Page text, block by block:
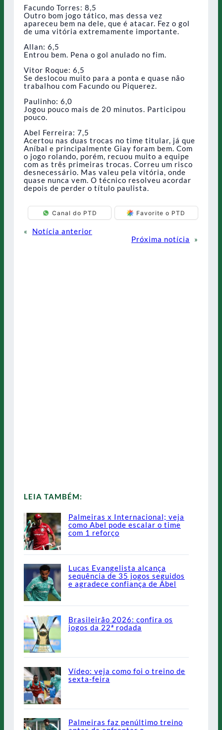
Facundo Torres: 8,5
Outro bom jogo tático, mas dessa vez
apareceu bem na dele, que é atacar. Fez o gol
de uma vitória extremamente importante.
Allan: 6,5
Entrou bem. Pena o gol anulado no fim.
Vitor Roque: 6,5
Se deslocou muito para a ponta e quase não
trabalhou com Facundo ou Piquerez.
Paulinho: 6,0
Jogou pouco mais de 20 minutos. Participou
pouco.
Abel Ferreira: 7,5
Acertou nas duas trocas no time titular, já que
Aníbal e principalmente Giay foram bem. Com
o jogo rolando, porém, recuou muito a equipe
com as três primeiras trocas. Correu um risco
desnecessário. Mas valeu pela vitória, onde
quase nunca vem. O técnico resolveu acordar
depois de perder o título paulista.
Canal do PTD Favorite o PTD
«
Notícia anterior
Próxima notícia
»
LEIA TAMBÉM:
Palmeiras x Internacional; veja
como Abel pode escalar o time
com 1 reforço
Lucas Evangelista alcança
sequência de 35 jogos seguidos
e agradece confiança de Abel
Brasileirão 2026: confira os
jogos da 22ª rodada
Vídeo: veja como foi o treino de
sexta-feira
Palmeiras faz penúltimo treino